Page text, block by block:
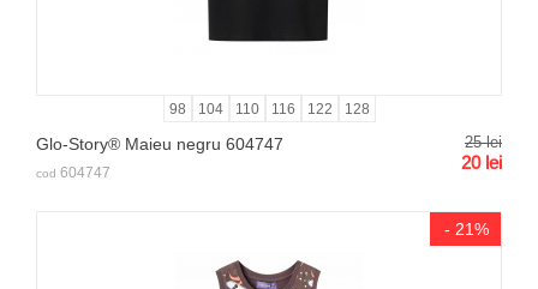
98 104 110 116 122 128
Glo-Story® Maieu negru 604747 25 lei
20 lei
cod 604747
- 21%